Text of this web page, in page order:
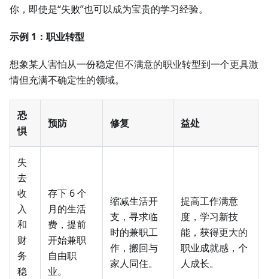
你，即使是“失败”也可以成为宝贵的学习经验。
示例 1：职业转型
想象某人害怕从一份稳定但不满意的职业转型到一个更具激
情但充满不确定性的领域。
恐
惧
预防 修复 益处
失
去
收
入
和
财
务
稳
存下 6 个
月的生活
费，提前
开始兼职
自由职
业。
缩减生活开
支，寻求临
时的兼职工
作，搬回与
家人同住。
提高工作满意
度，学习新技
能，获得更大的
职业成就感，个
人成长。